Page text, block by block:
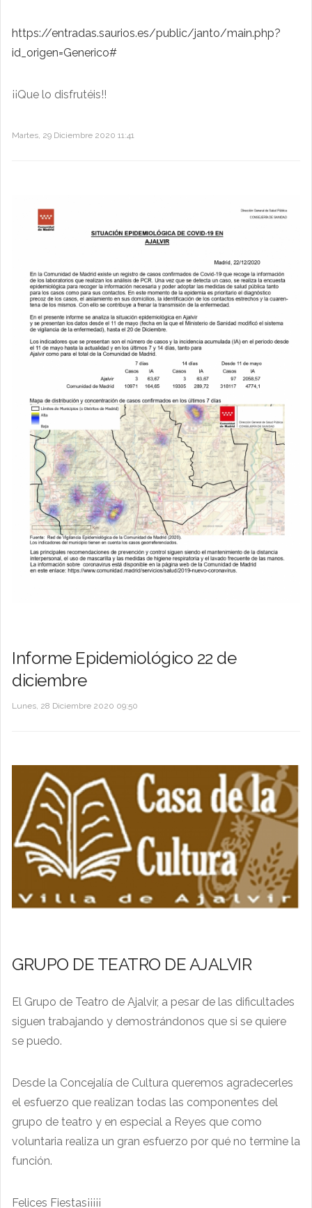
https://entradas.saurios.es/public/janto/main.php?
id_origen=Generico#
¡¡Que lo disfrutéis!!
Martes, 29 Diciembre 2020 11:41
Informe Epidemiológico 22 de
diciembre
Lunes, 28 Diciembre 2020 09:50
GRUPO DE TEATRO DE AJALVIR
El Grupo de Teatro de Ajalvir, a pesar de las dificultades
siguen trabajando y demostrándonos que si se quiere
se puedo.
Desde la Concejalía de Cultura queremos agradecerles
el esfuerzo que realizan todas las componentes del
grupo de teatro y en especial a Reyes que como
voluntaria realiza un gran esfuerzo por qué no termine la
función.
Felices Fiestas¡¡¡¡¡